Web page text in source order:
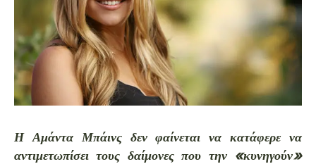
Η Αμάντα Μπάινς δεν φαίνεται να κατάφερε να
αντιμετωπίσει τους δαίμονες που την «κυνηγούν»